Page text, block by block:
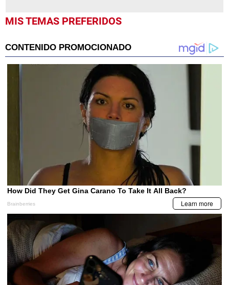
MIS TEMAS PREFERIDOS